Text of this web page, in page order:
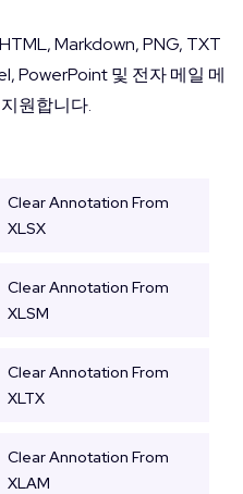
Markdown, PNG, TXT
PowerPoint 및 전자 메일 메
원합니다.
Clear Annotation From
XLSX
Clear Annotation From
XLSM
Clear Annotation From
XLTX
Clear Annotation From
XLAM